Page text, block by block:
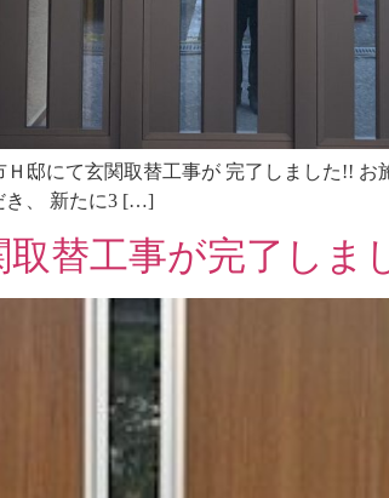
邸にて玄関取替工事が 完了しました!!
き、 新たに3 […]
替工事が完了しま